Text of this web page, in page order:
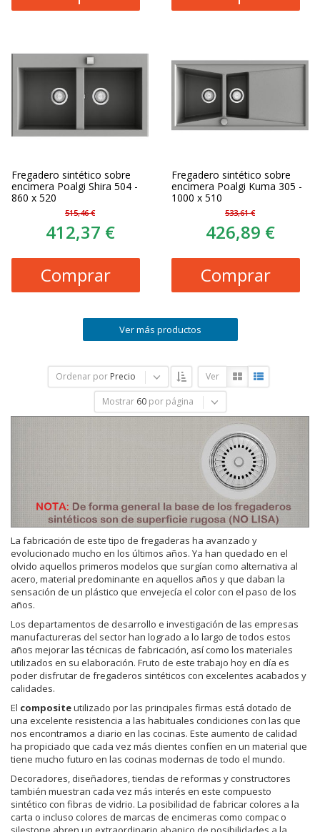
Fregadero sintético sobre
encimera Poalgi Shira 504 -
860 x 520
515,46 €
412,37 €
Comprar
Fregadero sintético sobre
encimera Poalgi Kuma 305 -
1000 x 510
533,61 €
426,89 €
Comprar
Ver más productos
Ordenar por Precio Ver
Mostrar 60 por página
La fabricación de este tipo de fregaderas ha avanzado y
evolucionado mucho en los últimos años. Ya han quedado en el
olvido aquellos primeros modelos que surgían como alternativa al
acero, material predominante en aquellos años y que daban la
sensación de un plástico que envejecía el color con el paso de los
años.
Los departamentos de desarrollo e investigación de las empresas
manufactureras del sector han logrado a lo largo de todos estos
años mejorar las técnicas de fabricación, así como los materiales
utilizados en su elaboración. Fruto de este trabajo hoy en día es
poder disfrutar de fregaderos sintéticos con excelentes acabados y
calidades.
El compositeutilizado por las principales firmas está dotado de
una excelente resistencia a las habituales condiciones con las que
nos encontramos a diario en las cocinas. Este aumento de calidad
ha propiciado que cada vez más clientes confíen en un material que
tiene mucho futuro en las cocinas modernas de todo el mundo.
Decoradores, diseñadores, tiendas de reformas y constructores
también muestran cada vez más interés en este compuesto
sintético con fibras de vidrio. La posibilidad de fabricar colores a la
carta o incluso colores de marcas de encimeras como compac o